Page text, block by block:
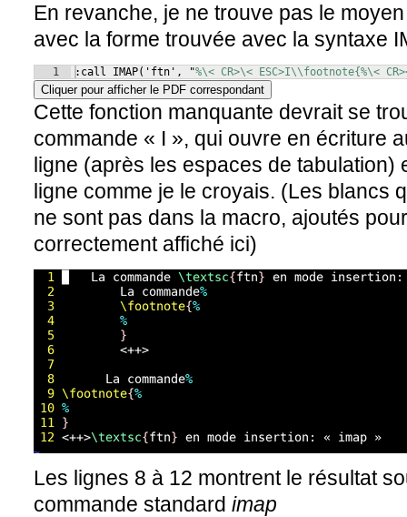
En revanche, je ne trouve pas le
avec la forme trouvée avec la syntaxe
1 :call IMAP( 'ftn', "%\< CR>\< ESC>I\\footnote{%\<
Cliquer pour afficher le PDF correspondant
Cette fonction manquante devrait se
commande « I », qui ouvre en écriture
ligne (après les espaces de tabulation)
ligne comme je le croyais. (Les blancs
ne sont pas dans la macro, ajoutés
correctement affiché ici)
Les lignes 8 à 12 montrent le résultat
commande standard imap